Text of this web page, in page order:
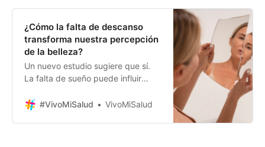
¿Cómo la falta de descanso
transforma nuestra percepción
de la belleza?
Un nuevo estudio sugiere que sí.
La falta de sueño puede influir
percibimos a los demás,
#VivoMiSalud VivoMiSalud